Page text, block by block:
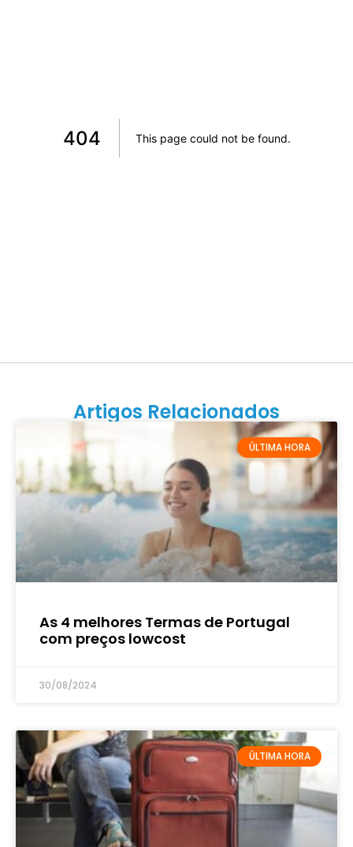
Artigos Relacionados
ÚLTIMA HORA
As 4 melhores Termas de Portugal
com preços lowcost
30/08/2024
ÚLTIMA HORA